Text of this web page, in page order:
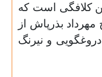
کلافگی است که
بذرپاش از
و نيرنگ